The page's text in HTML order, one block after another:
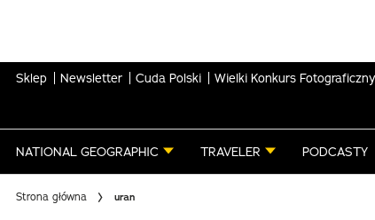
Sklep Newsletter Cuda Polski Wielki Konkurs Fotograficzny
NATIONAL GEOGRAPHIC TRAVELER PODCASTY
Strona główna uran